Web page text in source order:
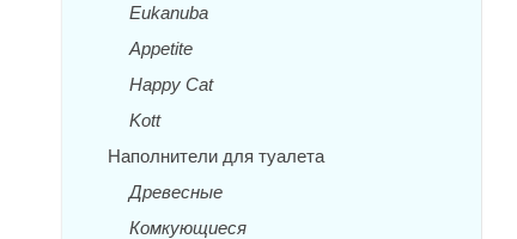
Eukanuba
Appetite
Happy Cat
Kott
Наполнители для туалета
Древесные
Комкующиеся